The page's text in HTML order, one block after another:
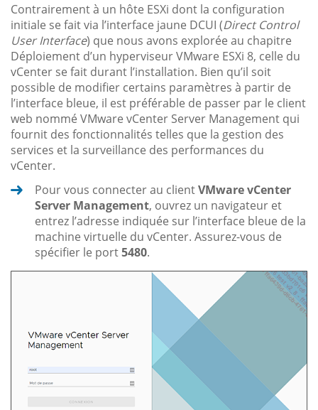
Contrairement à un hôte ESXi dont la configuration
initiale se fait via l’interface jaune DCUI (Direct Control
User Interface) que nous avons explorée au chapitre
Déploiement d’un hyperviseur VMware ESXi 8, celle du
vCenter se fait durant l’installation. Bien qu’il soit
possible de modifier certains paramètres à partir de
l’interface bleue, il est préférable de passer par le client
web nommé VMware vCenter Server Management qui
fournit des fonctionnalités telles que la gestion des
services et la surveillance des performances du
vCenter.
Pour vous connecter au clientVMware vCenter
Server Management, ouvrez un navigateur et
entrez l’adresse indiquée sur l’interface bleue de la
machine virtuelle du vCenter. Assurez-vous de
spécifier le port5480.